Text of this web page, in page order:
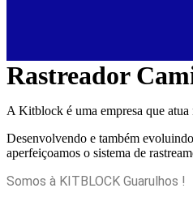
Rastreador
A Kitblock é uma empresa que atua
Desenvolvendo e também
aperfeiçoamos o sistema de
Somos à KITBLOCK Guarulhos !